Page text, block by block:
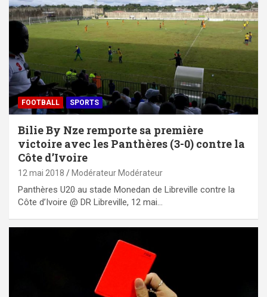
FOOTBALL SPORTS
Bilie By Nze remporte sa première
victoire avec les Panthères (3-0) contre la
Côte d’Ivoire
12 mai 2018 Modérateur Modérateur
Panthères U20 au stade Monedan de Libreville contre la
Côte d’Ivoire @ DR Libreville, 12 mai…